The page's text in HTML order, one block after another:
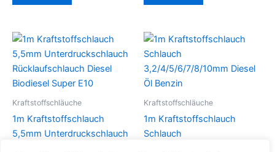
Varianten
auf.
Die
Optionen
können
auf
der
Varianten
Die
können
auf
Kraftstoffschläuche
1m Kraftstoffschlauch
5,5mm Unterdruckschlauch
Kraftstoffschläuche
1m Kraftstoffschlauch
Schlauch